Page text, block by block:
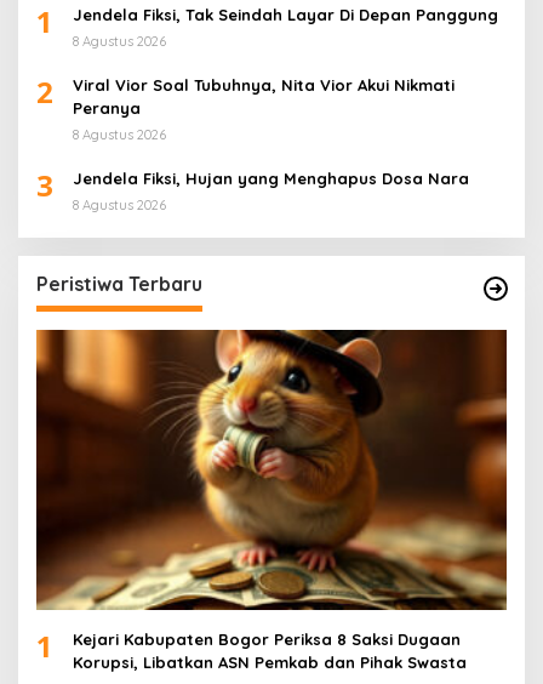
1 Jendela Fiksi, Tak Seindah Layar Di Depan Panggung
8 Agustus 2026
2
Viral Vior Soal Tubuhnya, Nita Vior Akui Nikmati
Peranya
8 Agustus 2026
3 Jendela Fiksi, Hujan yang Menghapus Dosa Nara
8 Agustus 2026
Peristiwa Terbaru
1
Kejari Kabupaten Bogor Periksa 8 Saksi Dugaan
Korupsi, Libatkan ASN Pemkab dan Pihak Swasta